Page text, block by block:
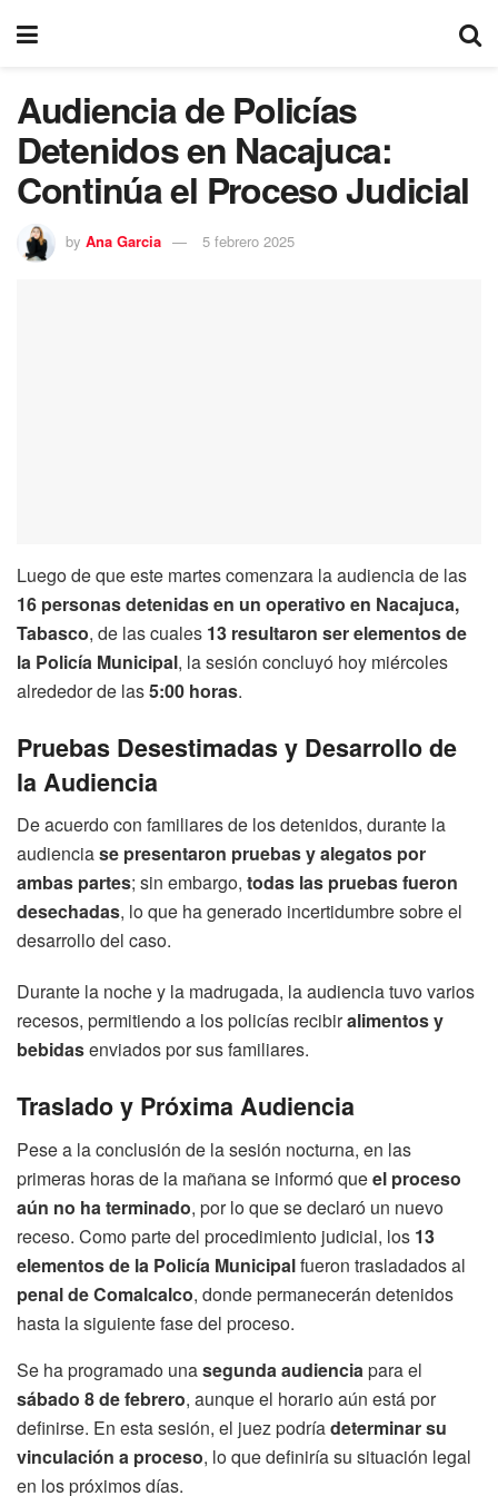
Audiencia de Policías
Detenidos en Nacajuca:
Continúa el Proceso Judicial
by Ana Garcia 5 febrero 2025
Luego de que este martes comenzara la audiencia de las
16 personas detenidas en un operativo en Nacajuca,
Tabasco, de las cuales 13 resultaron ser elementos de
la Policía Municipal, la sesión concluyó hoy miércoles
alrededor de las5:00 horas.
Pruebas Desestimadas y Desarrollo de
la Audiencia
De acuerdo con familiares de los detenidos, durante la
audienciase presentaron pruebas y alegatos por
ambas partes; sin embargo, todas las pruebas fueron
desechadas, lo que ha generado incertidumbre sobre el
desarrollo del caso.
Durante la noche y la madrugada, la audiencia tuvo varios
recesos, permitiendo a los policías recibiralimentos y
bebidasenviados por sus familiares.
Traslado y Próxima Audiencia
Pese a la conclusión de la sesión nocturna, en las
primeras horas de la mañana se informó queel proceso
aún no ha terminado, por lo que se declaró un nuevo
receso. Como parte del procedimiento judicial, los 13
elementos de la Policía Municipalfueron trasladados al
penal de Comalcalco, donde permanecerán detenidos
hasta la siguiente fase del proceso.
Se ha programado unasegunda audienciapara el
sábado 8 de febrero, aunque el horario aún está por
definirse. En esta sesión, el juez podríadeterminar su
vinculación a proceso, lo que definiría su situación legal
en los próximos días.